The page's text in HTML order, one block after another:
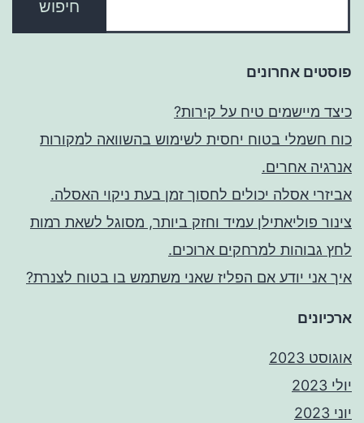
פוסטים אחרונים
כיצד מיישמים טיח על קירות?
כוח חשמלי בטוח יחסית לשימוש בהשוואה למקורות
אנרגיה אחרים.
אביזרי אסלה יכולים לחסוך זמן בעת ניקוי האסלה.
צינור פוליאתילן עמיד וחזק ביותר, מסוגל לשאת רמות
לחץ גבוהות למרחקים ארוכים.
איך אני יודע אם הפליז שאני משתמש בו בטוח לצנרת?
ארכיונים
אוגוסט 2023
יולי 2023
יוני 2023